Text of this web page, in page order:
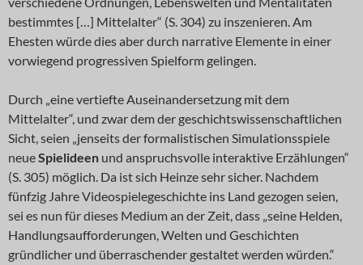
bestimmtes […] Mittelalter“ (S. 304) zu inszenieren. Am
Ehesten würde dies aber durch narrative Elemente in einer
vorwiegend progressiven Spielform gelingen.
Durch „eine vertiefte Auseinandersetzung mit dem
Mittelalter“, und zwar dem der geschichtswissenschaftlichen
Sicht, seien „jenseits der formalistischen Simulationsspiele
neueSpielideen und anspruchsvolle interaktive Erzählungen“
(S. 305) möglich. Da ist sich Heinze sehr sicher. Nachdem
fünfzig Jahre Videospielegeschichte ins Land gezogen seien,
sei es nun für dieses Medium an der Zeit, dass „seine Helden,
Handlungsaufforderungen, Welten und Geschichten
gründlicher und überraschender gestaltet werden würden.“